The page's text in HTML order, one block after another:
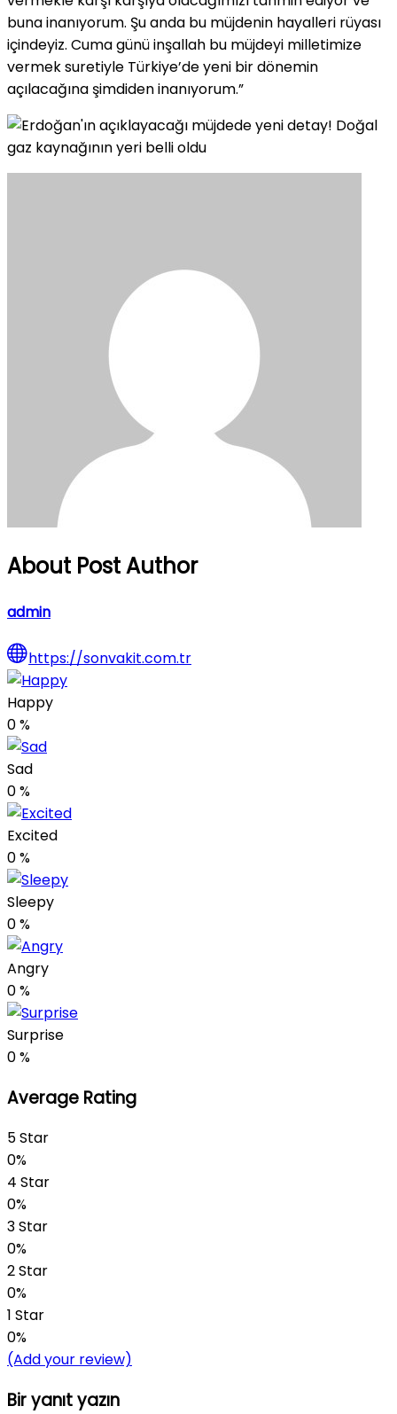
buna inanıyorum. Şu anda bu müjdenin hayalleri rüyası
içindeyiz. Cuma günü inşallah bu müjdeyi milletimize
vermek suretiyle Türkiye’de yeni bir dönemin
açılacağına şimdiden inanıyorum.”
About Post Author
admin
https://sonvakit.com.tr
Happy
0%
Sad
0%
Excited
0%
Sleepy
0%
Angry
0%
Surprise
0%
Average Rating
5 Star
0%
4 Star
0%
3 Star
0%
2 Star
0%
1 Star
0%
(Add your review)
Bir yanıt yazın